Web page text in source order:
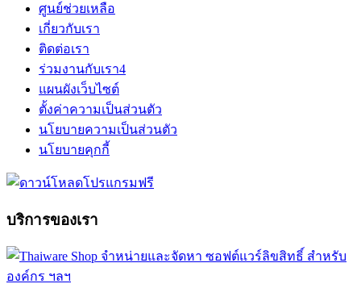
ศูนย์ช่วยเหลือ
เกี่ยวกับเรา
ติดต่อเรา
ร่วมงานกับเรา4
แผนผังเว็บไซต์
ตั้งค่าความเป็นส่วนตัว
นโยบายความเป็นส่วนตัว
นโยบายคุกกี้
บริการของเรา